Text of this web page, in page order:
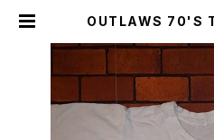
OUTLAWS 70'S